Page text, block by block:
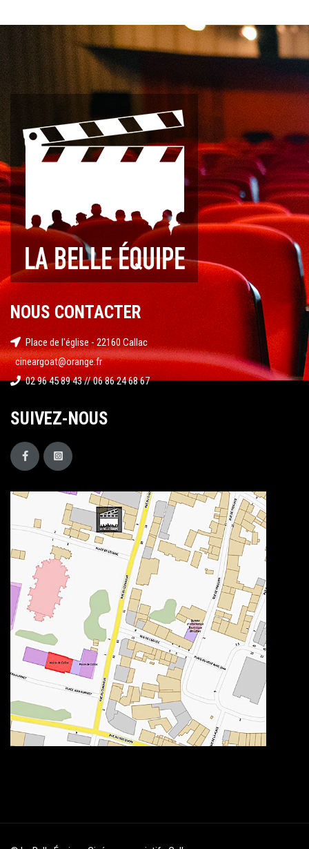
NOUS CONTACTER
Place de l'église - 22160 Callac
cineargoat@orange.fr
02 96 45 89 43 // 06 86 24 68 67
SUIVEZ-NOUS